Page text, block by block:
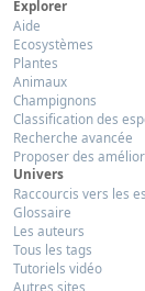
Explorer
Aide
Ecosystèmes
Plantes
Animaux
Champignons
Classification des
Recherche avancée
Proposer des
Univers
Raccourcis vers les
Glossaire
Les auteurs
Tous les tags
Tutoriels vidéo
Autres sites